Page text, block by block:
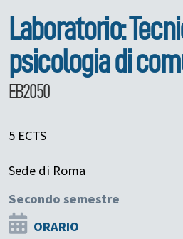
Laboratorio:
psicologia di
EB2050
5 ECTS
Sede di Roma
Secondo semestre
ORARIO